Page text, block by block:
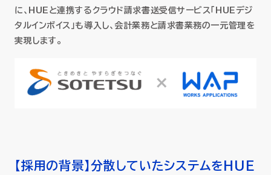
EN
に、HUEと連携するクラウド請求書送受信サービス「HUEデジ
タルインボイス」も導入し、会計業務と請求書業務の一元管理を
実現します。
【採用の背景】分散していたシステムをHUE